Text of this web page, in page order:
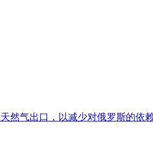
然气出口，以减少对俄罗斯的